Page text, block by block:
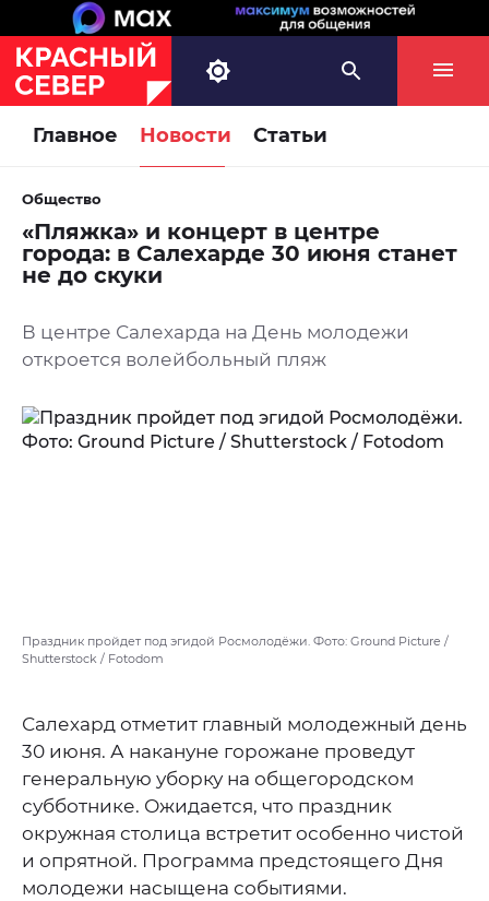
Главное Новости Статьи
Общество
«Пляжка» и концерт в центре
города: в Салехарде 30 июня станет
не до скуки
В центре Салехарда на День молодежи
откроется волейбольный пляж
Праздник пройдет под эгидой Росмолодёжи. Фото: Ground Picture /
Shutterstock / Fotodom
Салехард отметит главный молодежный день
30 июня. А накануне горожане проведут
генеральную уборку на общегородском
субботнике. Ожидается, что праздник
окружная столица встретит особенно чистой
и опрятной. Программа предстоящего Дня
молодежи насыщена событиями.